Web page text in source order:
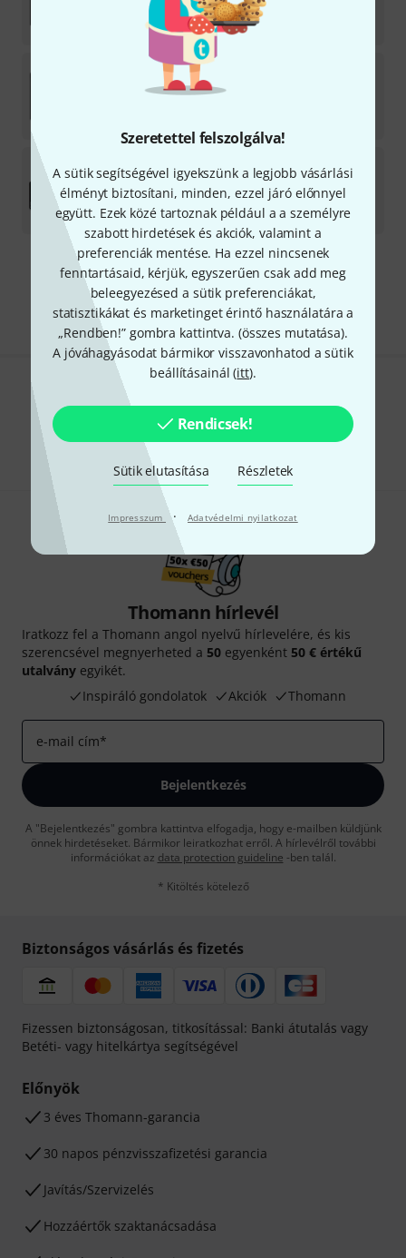
Szeretettel felszolgálva!
A sütik segítségével igyekszünk a legjobb vásárlási
élményt biztosítani, minden, ezzel járó előnnyel
együtt. Ezek közé tartoznak például a a személyre
szabott hirdetések és akciók, valamint a
preferenciák mentése. Ha ezzel nincsenek
fenntartásaid, kérjük, egyszerűen csak add meg
beleegyezésed a sütik preferenciákat,
statisztikákat és marketinget érintő használatára a
„Rendben!” gombra kattintva. (összes mutatása).
A jóváhagyásodat bármikor visszavonhatod a sütik
beállításainál (itt).
Rendicsek!
Sütik elutasítása Részletek
Impresszum · Adatvédelmi nyilatkozat
Licenc a letöltéshez
18 777Ft
music2meDrums - 6 Months Access
Licenc a letöltéshez
10 890Ft
Díjmentes szállítás 79 000 Ft fölött
Minden ár tartalmazza az ÁFÁ-t
Tetszik, amit látsz?
Súgó & Visszajelzések
Thomann hírlevél
Iratkozz fel a Thomann angol nyelvű hírlevelére, és kis
szerencsével megnyerheted a 50 egyenként 50 € értékű
utalvány egyikét.
Inspiráló gondolatok
Akciók Thomann
e-mail cím*
Bejelentkezés
A "Bejelentkezés" gombra kattintva elfogadja, hogy e-mailben küldjünk
önnek hirdetéseket. Bármikor leiratkozhat erről. A hírlevélről további
információkat az data protection guideline -ben talál.
* Kitöltés kötelező
Biztonságos vásárlás és fizetés
Fizessen biztonságosan, titkosítással: Banki átutalás vagy
Betéti- vagy hitelkártya segítségével
Előnyök
3 éves Thomann-garancia
30 napos pénzvisszafizetési garancia
Javítás/Szervizelés
Hozzáértők szaktanácsadása